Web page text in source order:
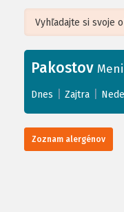
+
−
Leaflet| ©OpenStreetMap,
Pakostov
Dnes Zajtra
Zoznam alergénov